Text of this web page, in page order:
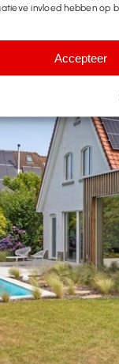
invloed hebben op
Accepteer